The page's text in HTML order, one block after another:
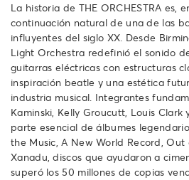
La historia de THE ORCHESTRA es,
continuación natural de una de las
influyentes del siglo XX. Desde
Light Orchestra redefinió el sonido
guitarras eléctricas con estructuras
inspiración beatle y una estética
industria musical. Integrantes
Kaminski, Kelly Groucutt, Louis
parte esencial de álbumes
the Music, A New World Record, Out
Xanadu, discos que ayudaron a
superó los 50 millones de copias